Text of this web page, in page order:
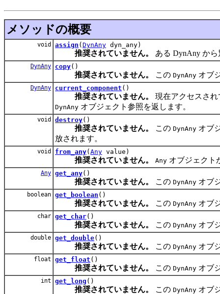
メソッドの概要
void assign ( DynAny dyn_any)
推奨されていません。 ある DynAny か
DynAny copy()
推奨されていません。 この DynAny オブ
DynAny current_component ()
推奨されていません。 現在アクセスさ
DynAny オブジェクト参照を返します。
void destroy()
推奨されていません。 この DynAny オブ
放されます。
void from_any( Any value)
推奨されていません。 Any オブジェクト
Any get_any()
推奨されていません。 この DynAny オブ
boolean get_boolean ()
推奨されていません。 この DynAny オブ
char get_char()
推奨されていません。 この DynAny オブ
double get_double()
推奨されていません。 この DynAny オブ
float get_float ()
推奨されていません。 この DynAny オブ
int get_long ()
推奨されていません。 この DynAny オブ